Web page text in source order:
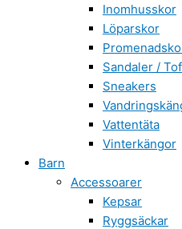
Inomhusskor
Löparskor
Sandaler /
Sneakers
Vattentäta
Vinterkängor
Barn
Accessoarer
Kepsar
Ryggsäckar